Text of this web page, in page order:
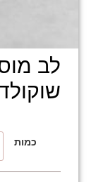
לב
כמות